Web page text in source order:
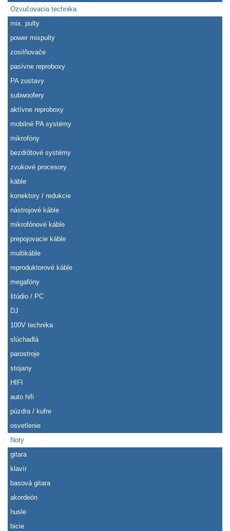
Ozvučovacia technika
mix. pulty
power mixpulty
zosilňovače
pasívne reproboxy
PA zostavy
subwoofery
aktívne reproboxy
mobilné PA systémy
mikrofóny
bezdrôtové systémy
zvukové procesory
káble
konektory / redukcie
nástrojové káble
mikrofónové káble
prepojovacie káble
multikáble
reproduktorové káble
megafóny
štúdio / PC
DJ
100V technika
slúchadlá
parostroje
stojany
HIFI
auto hifi
púzdra / kufre
osvetlenie
Noty
gitara
klavír
basová gitara
akordeón
husle
bicie